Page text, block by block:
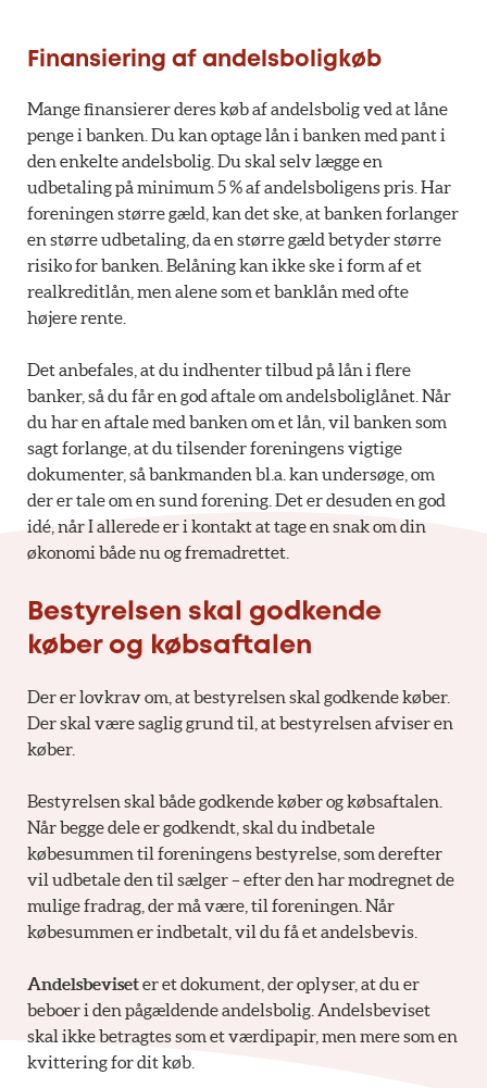
Finansiering af andelsboligkøb
Mange finansierer deres køb af andelsbolig ved at låne
penge i banken. Du kan optage lån i banken med pant i
den enkelte andelsbolig. Du skal selv lægge en
udbetaling på minimum 5 % af andelsboligens pris. Har
foreningen større gæld, kan det ske, at banken forlanger
en større udbetaling, da en større gæld betyder større
risiko for banken. Belåning kan ikke ske i form af et
realkreditlån, men alene som et banklån med ofte
højere rente.
Det anbefales, at du indhenter tilbud på lån i flere
banker, så du får en god aftale om andelsboliglånet. Når
du har en aftale med banken om et lån, vil banken som
sagt forlange, at du tilsender foreningens vigtige
dokumenter, så bankmanden bl.a. kan undersøge, om
der er tale om en sund forening. Det er desuden en god
idé, når I allerede er i kontakt at tage en snak om din
økonomi både nu og fremadrettet.
Bestyrelsen skal godkende
køber og købsaftalen
Der er lovkrav om, at bestyrelsen skal godkende køber.
Der skal være saglig grund til, at bestyrelsen afviser en
køber.
Bestyrelsen skal både godkende køber og købsaftalen.
Når begge dele er godkendt, skal du indbetale
købesummen til foreningens bestyrelse, som derefter
vil udbetale den til sælger – efter den har modregnet de
mulige fradrag, der må være, til foreningen. Når
købesummen er indbetalt, vil du få et andelsbevis.
Andelsbeviseter et dokument, der oplyser, at du er
beboer i den pågældende andelsbolig. Andelsbeviset
skal ikke betragtes som et værdipapir, men mere som en
kvittering for dit køb.